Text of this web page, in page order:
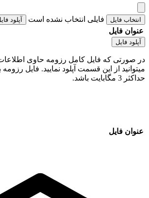
انتخاب فایل فایلی انتخاب نشده است آپلود
عنوان فایل
آپلود فایل
در صورتی که فایل کامل رزومه حاوی اطلاعات
حداکثر 3 مگابایت باشد.
عنوان فایل